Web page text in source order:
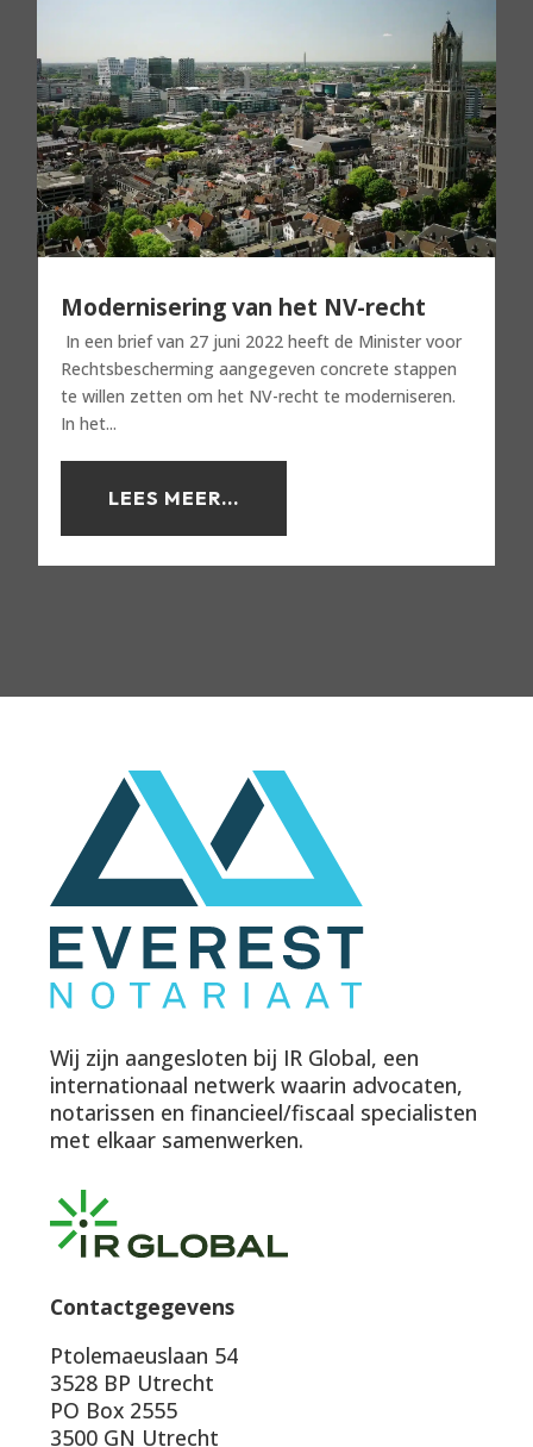
Modernisering van het NV-recht
In een brief van 27 juni 2022 heeft de Minister voor
Rechtsbescherming aangegeven concrete stappen
te willen zetten om het NV-recht te moderniseren.
In het...
LEES MEER...
Wij zijn aangesloten bij IR Global, een
internationaal netwerk waarin advocaten,
notarissen en financieel/fiscaal specialisten
met elkaar samenwerken.
Contactgegevens
Ptolemaeuslaan 54
3528 BP Utrecht
PO Box 2555
3500 GN Utrecht